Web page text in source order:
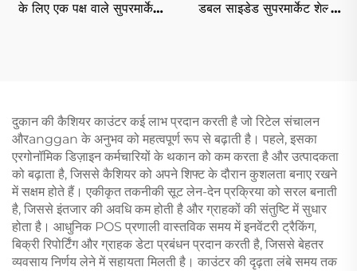
के लिए एक पक्ष वाले सुपरमार्केट
डबल साइडेड सुपरमार्केट शेल्फ
दुकान की कैशियर काउंटर कई लाभ प्रदान करती है जो रिटेल संचालन
औरanggan के अनुभव को महत्वपूर्ण रूप से बढ़ाती है। पहले, इसका
एरगोनॉमिक डिज़ाइन कर्मचारियों के थकान को कम करता है और उत्पादकता
को बढ़ाता है, जिससे कैशियर को अपने शिफ्ट के दौरान कुशलता बनाए रखने
में सक्षम होते हैं। एकीकृत तकनीकी सूट लेन-देन प्रक्रिया को सरल बनाती
है, जिससे इंतजार की अवधि कम होती है और ग्राहकों की संतुष्टि में सुधार
होता है। आधुनिक POS प्रणाली वास्तविक समय में इनवेंटरी ट्रैकिंग,
बिक्री रिपोर्टिंग और ग्राहक डेटा प्रबंधन प्रदान करती है, जिससे बेहतर
व्यवसाय निर्णय लेने में सहायता मिलती है। काउंटर की दृढ़ता लंबे समय तक